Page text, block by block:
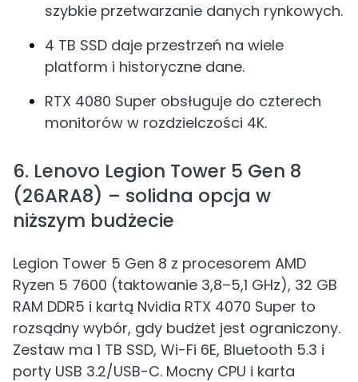
szybkie przetwarzanie danych rynkowych.
4 TB SSD daje przestrzeń na wiele
platform i historyczne dane.
RTX 4080 Super obsługuje do czterech
monitorów w rozdzielczości 4K.
6. Lenovo Legion Tower 5 Gen 8
(26ARA8) – solidna opcja w
niższym budżecie
Legion Tower 5 Gen 8 z procesorem AMD
Ryzen 5 7600 (taktowanie 3,8–5,1 GHz), 32 GB
RAM DDR5 i kartą Nvidia RTX 4070 Super to
rozsądny wybór, gdy budżet jest ograniczony.
Zestaw ma 1 TB SSD, Wi-Fi 6E, Bluetooth 5.3 i
porty USB 3.2/USB-C. Mocny CPU i karta